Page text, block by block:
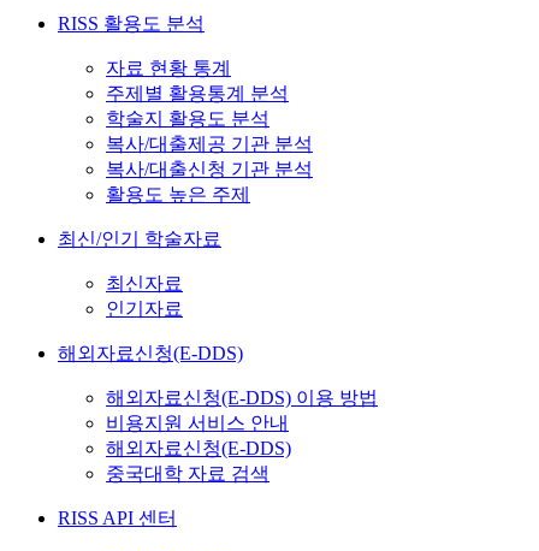
RISS 활용도 분석
자료 현황 통계
주제별 활용통계 분석
학술지 활용도 분석
복사/대출제공 기관 분석
복사/대출신청 기관 분석
활용도 높은 주제
최신/인기 학술자료
최신자료
인기자료
해외자료신청(E-DDS)
해외자료신청(E-DDS) 이용 방법
비용지원 서비스 안내
해외자료신청(E-DDS)
중국대학 자료 검색
RISS API 센터